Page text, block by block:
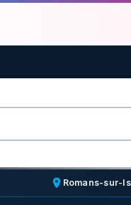
place Romans-sur-